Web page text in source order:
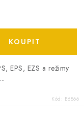
EPS, EZS a režimy
Kód: E6866